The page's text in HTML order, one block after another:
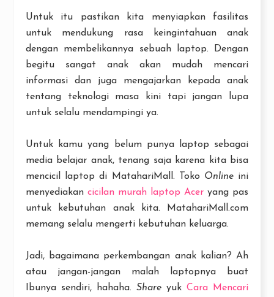
Untuk itu pastikan kita menyiapkan fasilitas
untuk mendukung rasa keingintahuan anak
dengan membelikannya sebuah laptop. Dengan
begitu sangat anak akan mudah mencari
informasi dan juga mengajarkan kepada anak
tentang teknologi masa kini tapi jangan lupa
untuk selalu mendampingi ya.
Untuk kamu yang belum punya laptop sebagai
media belajar anak, tenang saja karena kita bisa
mencicil laptop di MatahariMall. Toko Onlineini
menyediakan cicilan murah laptop Acer yang pas
untuk kebutuhan anak kita. MatahariMall.com
memang selalu mengerti kebutuhan keluarga.
Jadi, bagaimana perkembangan anak kalian? Ah
atau jangan-jangan malah laptopnya buat
Ibunya sendiri, hahaha. Share yuk Cara Mencari